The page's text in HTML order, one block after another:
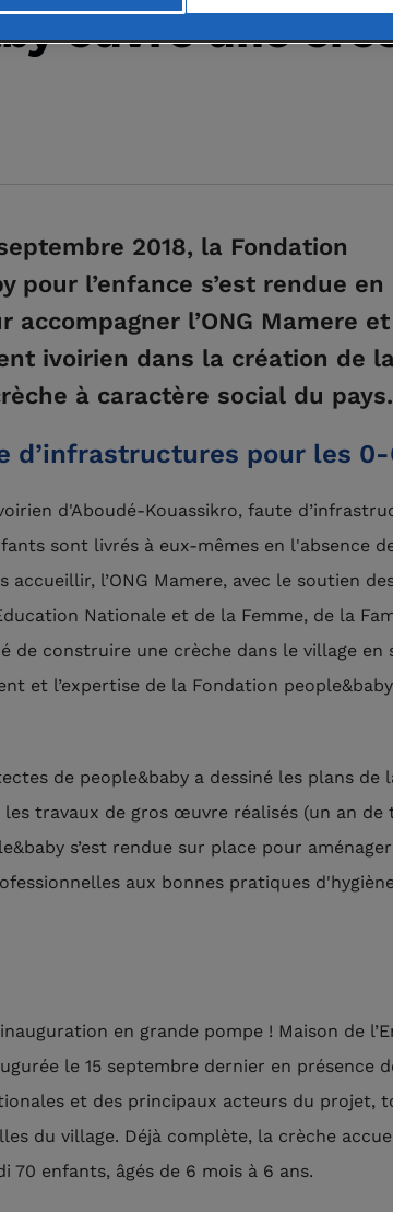
ouvre une
2018, la Fondation
pour l’enfance s’est rendue en
accompagner l’ONG Mamere
ivoirien dans la création de
à caractère social du pays.
d’infrastructures pour les
d'Aboudé-Kouassikro, faute
sont livrés à eux-mêmes en l'absence
accueillir, l’ONG Mamere, avec le soutien
Nationale et de la Femme, de la
de construire une crèche dans le village en
et l’expertise de la Fondation
de people&baby a dessiné les plans de
les travaux de gros œuvre réalisés (un an de
s’est rendue sur place pour
aux bonnes pratiques
en grande pompe ! Maison de
le 15 septembre dernier en présence
et des principaux acteurs du projet,
du village. Déjà complète, la crèche
70 enfants, âgés de 6 mois à 6 ans.